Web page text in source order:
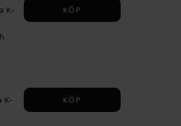
K-
KÖP
K-
KÖP